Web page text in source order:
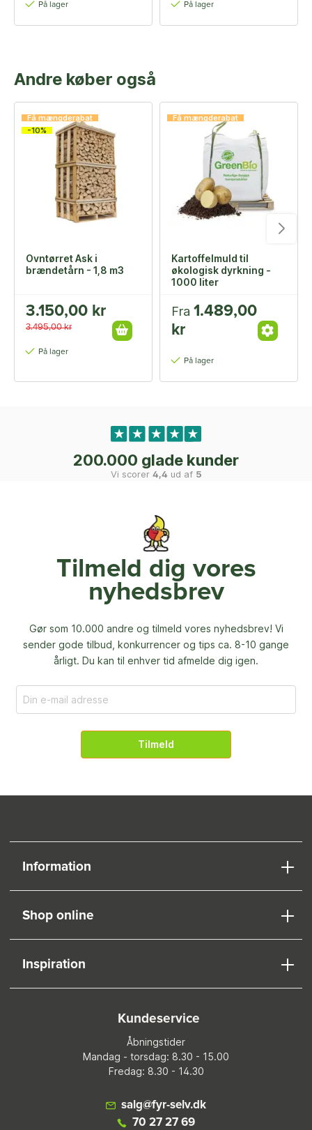
På lager På lager
Andre køber også
Få mængderabat
-10%
Ovntørret Ask i
brændetårn - 1,8 m3
3.150,00 kr
3.495,00 kr
På lager
Få mængderabat
Kartoffelmuld til
økologisk dyrkning -
1000 liter
Fra 1.489,00
kr
På lager
200.000 glade kunder
Vi scorer 4,4 ud af 5
Tilmeld dig vores
nyhedsbrev
Gør som 10.000 andre og tilmeld vores nyhedsbrev! Vi
sender gode tilbud, konkurrencer og tips ca. 8-10 gange
årligt. Du kan til enhver tid afmelde dig igen.
Tilmeld
Information
Shop online
Inspiration
Kundeservice
Åbningstider
Mandag - torsdag: 8.30 - 15.00
Fredag: 8.30 - 14.30
salg@fyr-selv.dk
70 27 27 69